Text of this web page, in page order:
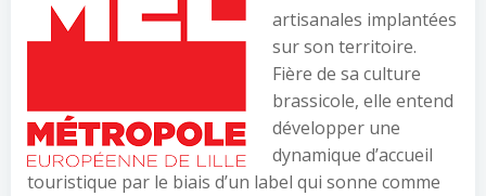
artisanales implantées
sur son territoire.
Fière de sa culture
brassicole, elle entend
développer une
dynamique d’accueil
touristique par le biais d’un label qui sonne comme